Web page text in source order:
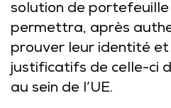
solution de
permettra, après
prouver leur identité
justificatifs de celle-ci
au sein de l’UE.